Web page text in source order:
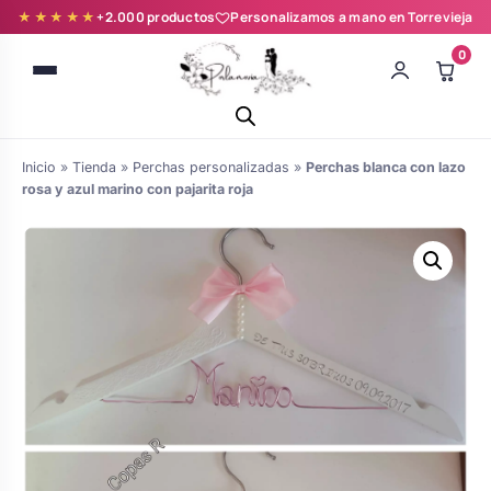
★★★★★+2.000 productos Personalizamos a mano en Torrevieja
0
personalizadas
de boda
Árboles de Huellas para Primera
Comunión
Batas de comunión personalizadas
para niña
Inicio » Tienda » Perchas personalizadas » Perchas blanca con lazo
rosa y azul marino con pajarita roja